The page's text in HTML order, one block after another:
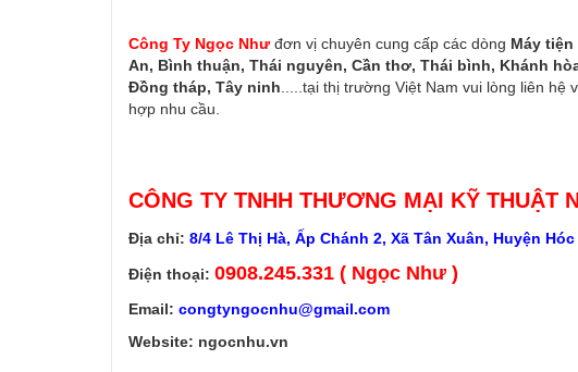
Công Ty Ngọc Nhưđơn vị chuyên cung cấp các dòng Máy
An, Bình thuận, Thái nguyên, Cần thơ, Thái bình, Khánh
Đồng tháp, Tây ninh .....tại thị trường Việt Nam vui lòng liên hệ
hợp nhu cầu.
CÔNG TY TNHH THƯƠNG MẠI KỸ THUẬT
Địa chỉ: 8/4 Lê Thị Hà, Ấp Chánh 2, Xã Tân Xuân, Huyện
Điện thoại: 0908.245.331 ( Ngọc Như )
Email: congtyngocnhu@gmail.com
Website: ngocnhu.vn